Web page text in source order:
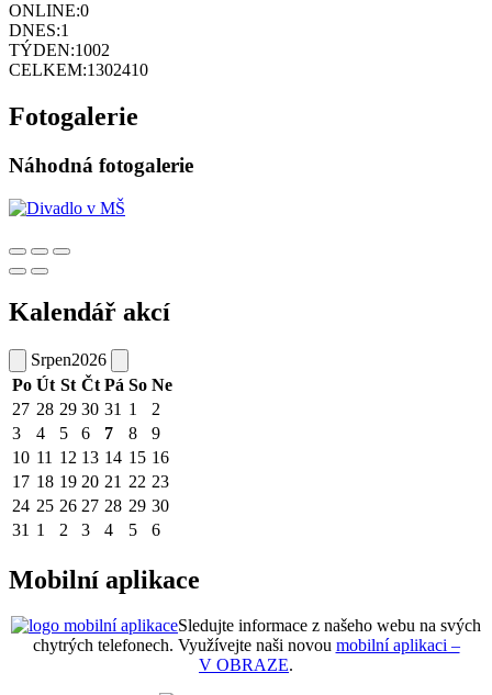
ONLINE:0
DNES:1
TÝDEN:1002
CELKEM:1302410
Fotogalerie
Náhodná fotogalerie
Kalendář akcí
Srpen2026
Po Út St Čt Pá So Ne
27 28 29 30 31 1
2
3
4 5 6 7 8
9
10 11 12 13 14 15 16
17 18 19 20 21 22 23
24 25 26 27 28 29 30
31 1 2 3 4 5 6
Mobilní aplikace
Sledujte informace z našeho webu na svých
chytrých telefonech. Využívejte naši novou mobilní aplikaci –
V OBRAZE.